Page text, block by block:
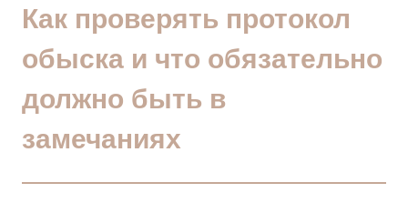
Как проверять протокол
обыска и что обязательно
должно быть в
замечаниях